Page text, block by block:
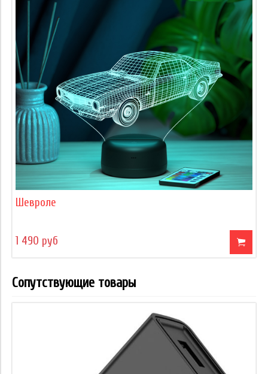
Шевроле
1 490 руб
Сопутствующие товары